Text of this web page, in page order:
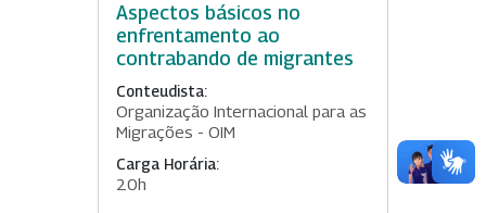
Aspectos básicos no
enfrentamento ao
contrabando de migrantes
Conteudista:
Organização Internacional para as
Migrações - OIM
Carga Horária:
20h